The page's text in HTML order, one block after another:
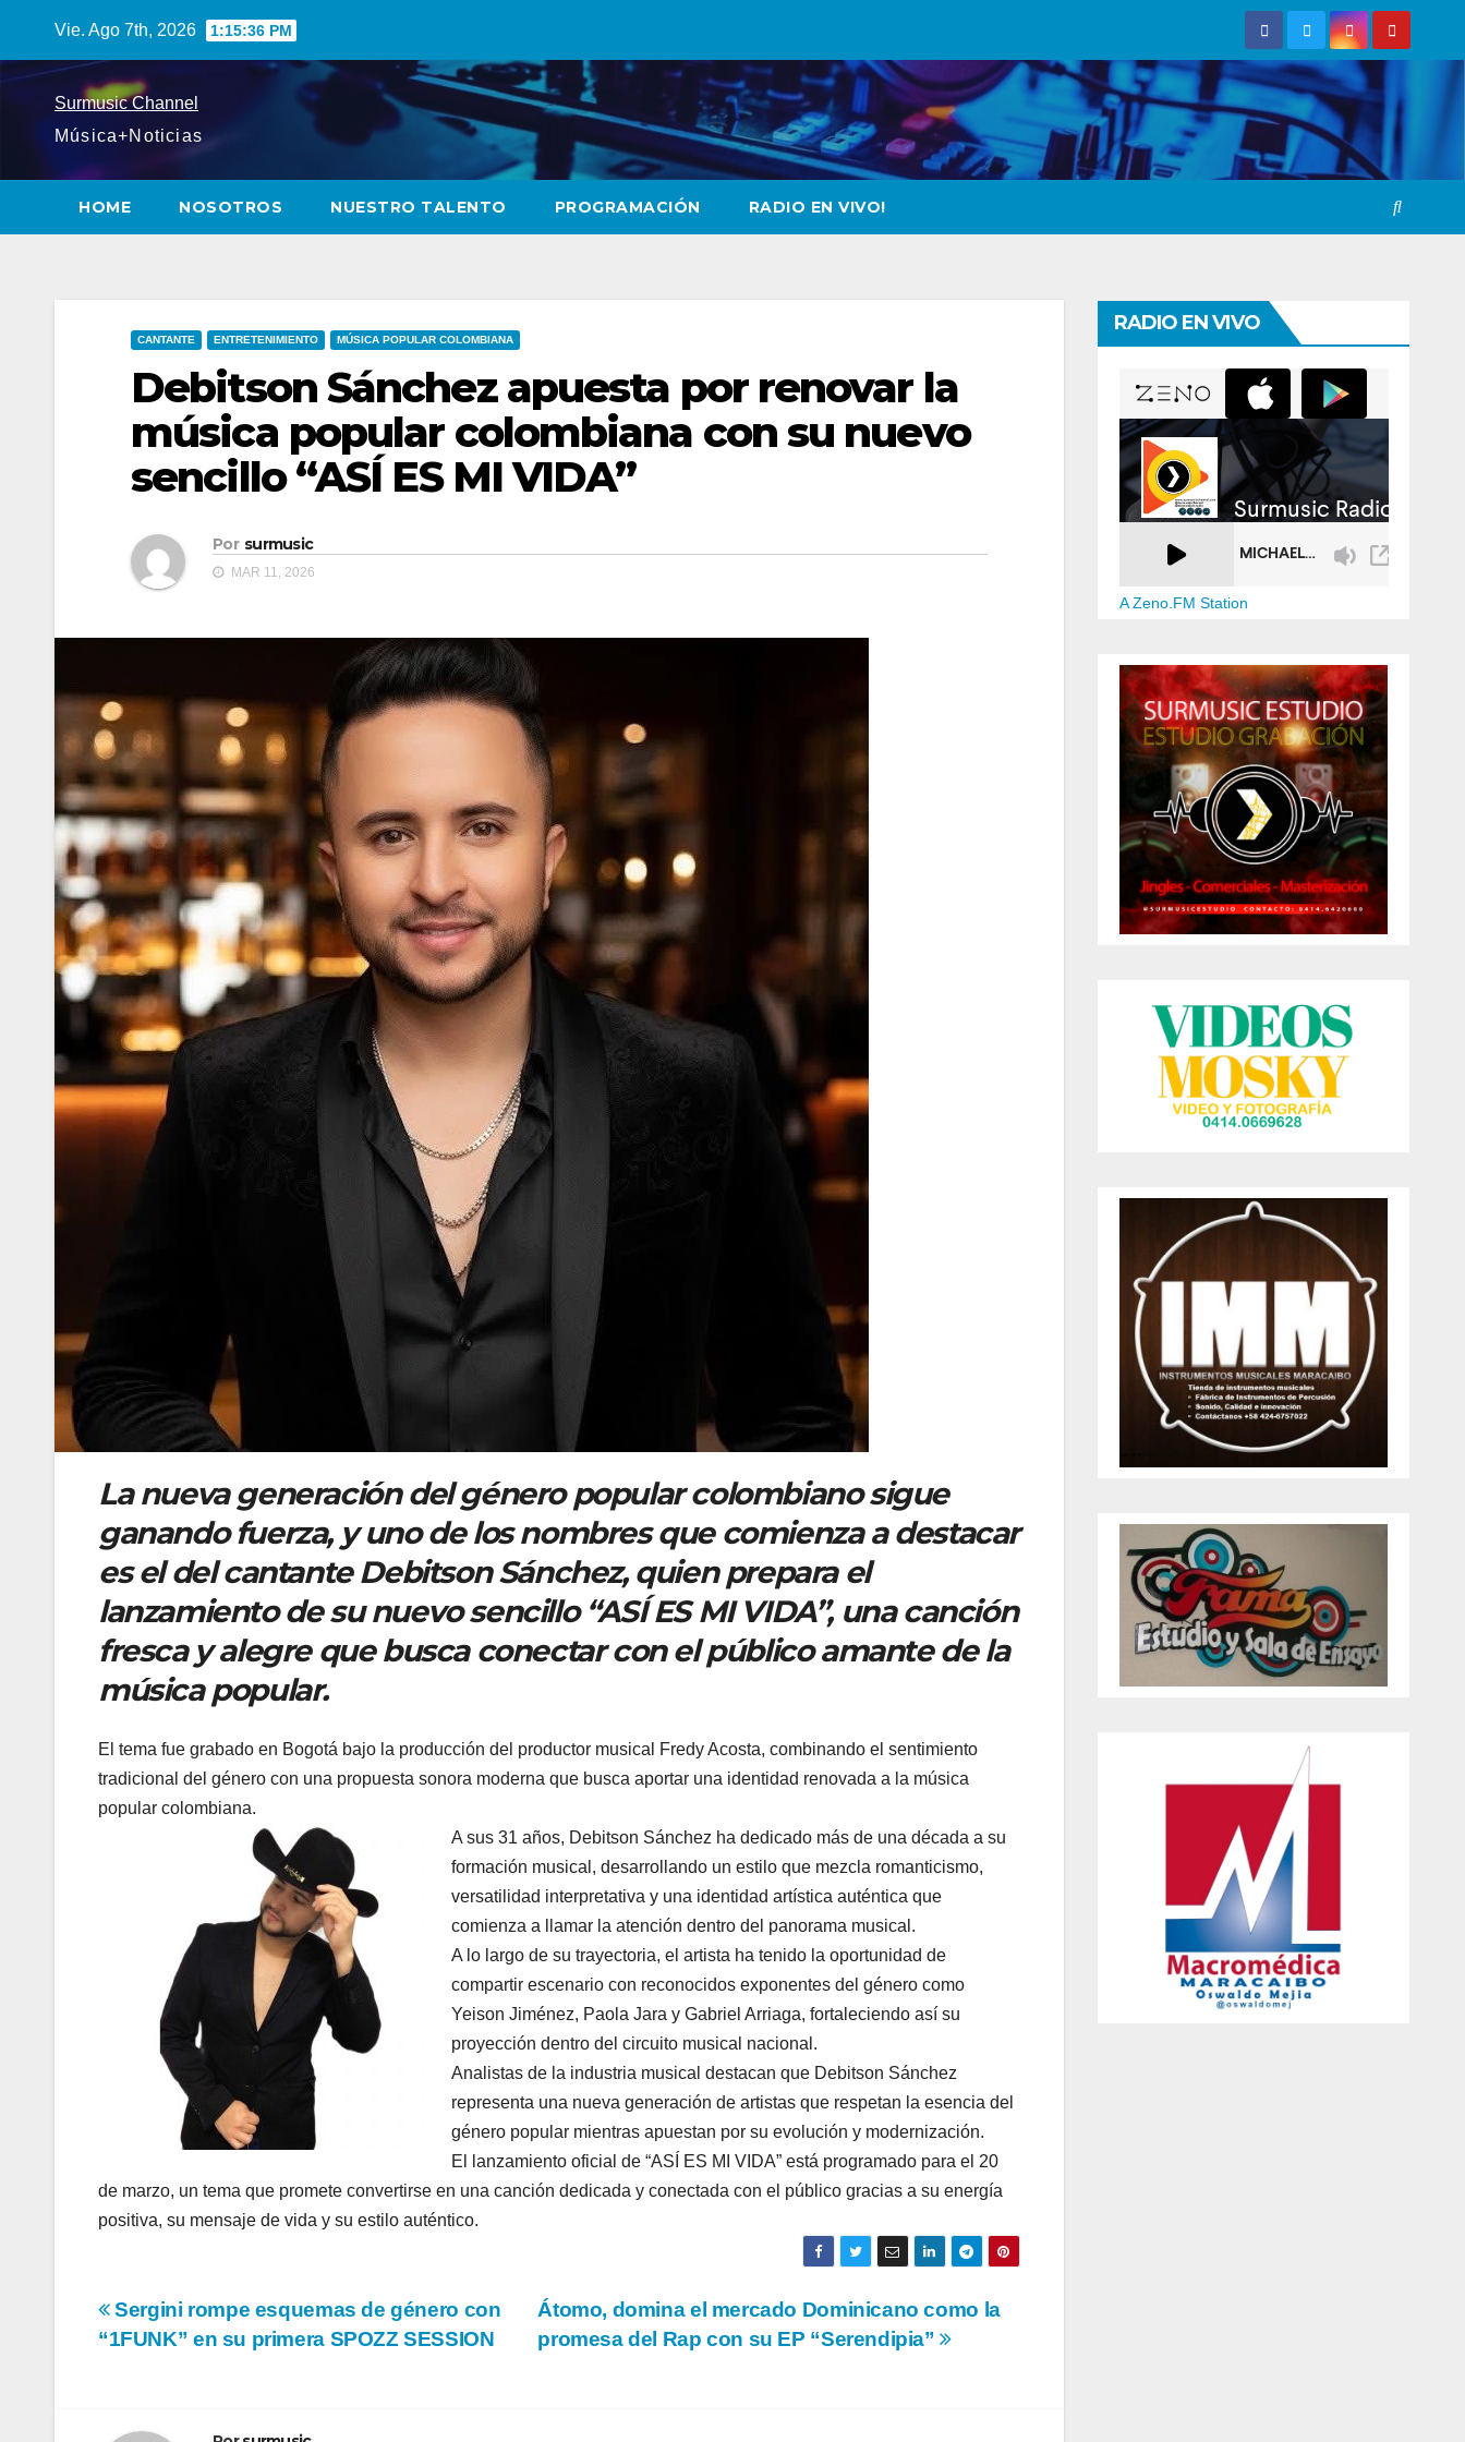
contenido
Vie. Ago 7th, 2026 1:15:37 PM
Surmusic Channel
Música+Noticias
HOME NOSOTROS NUESTRO TALENTO PROGRAMACIÓN RADIO EN VIVO!
CANTANTE ENTRETENIMIENTO MÚSICA POPULAR COLOMBIANA
Debitson Sánchez apuesta por renovar la
música popular colombiana con su nuevo
sencillo “ASÍ ES MI VIDA”
Por surmusic
MAR 11, 2026
La nueva generación del género popular colombiano sigue
ganando fuerza, y uno de los nombres que comienza a destacar
es el del cantante Debitson Sánchez, quien prepara el
lanzamiento de su nuevo sencillo “ASÍ ES MI VIDA”, una canción
fresca y alegre que busca conectar con el público amante de la
música popular.
El tema fue grabado en Bogotá bajo la producción del productor musical Fredy Acosta, combinando el sentimiento
tradicional del género con una propuesta sonora moderna que busca aportar una identidad renovada a la música
popular colombiana.
A sus 31 años, Debitson Sánchez ha dedicado más de una década a su
formación musical, desarrollando un estilo que mezcla romanticismo,
versatilidad interpretativa y una identidad artística auténtica que
comienza a llamar la atención dentro del panorama musical.
A lo largo de su trayectoria, el artista ha tenido la oportunidad de
compartir escenario con reconocidos exponentes del género como
Yeison Jiménez, Paola Jara y Gabriel Arriaga, fortaleciendo así su
proyección dentro del circuito musical nacional.
Analistas de la industria musical destacan que Debitson Sánchez
representa una nueva generación de artistas que respetan la esencia del
género popular mientras apuestan por su evolución y modernización.
El lanzamiento oficial de “ASÍ ES MI VIDA” está programado para el 20
de marzo, un tema que promete convertirse en una canción dedicada y conectada con el público gracias a su energía
positiva, su mensaje de vida y su estilo auténtico.
Navegación
Átomo, domina el mercado Dominicano como la
promesa del Rap con su EP “Serendipia”
Sergini rompe esquemas de género con
“1FUNK” en su primera SPOZZ SESSION
RADIO EN VIVO
A Zeno.FM Station